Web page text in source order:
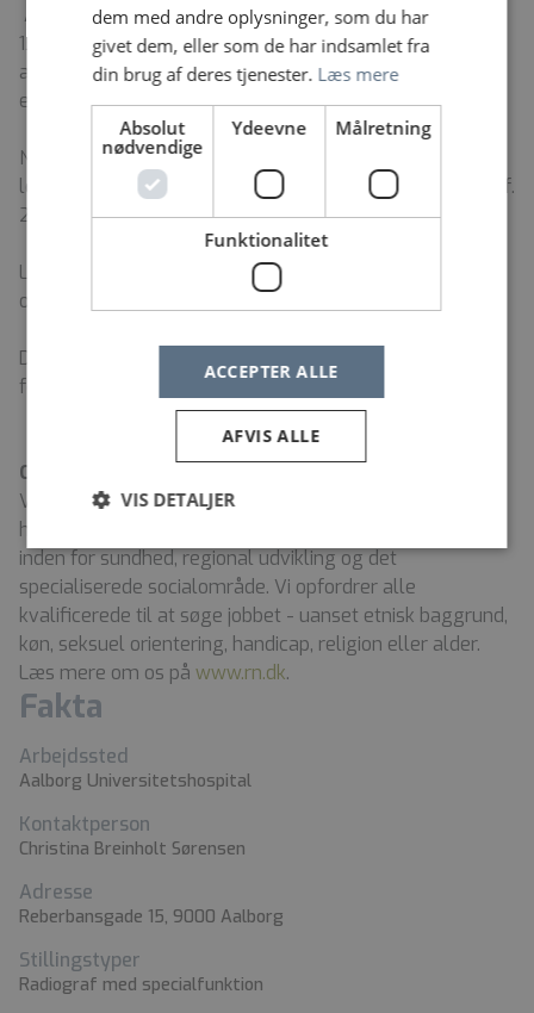
Ansøgningen skal være os i hænde senest søndag den
13. juli 2025. Vi forventer at afholde
ansættelsessamtaler onsdag den 23. juli 2025 (eller
efter aftale).
Nærmere oplysninger kan fås ved henvendelse til
ledende overradiograf Christina Breinholt Sørensen på tlf.
23748709 eller mailchbas@rn.dk
Løn- og ansættelsesvilkår efter gældende
overenskomst.
Der indhentes reference efter aftale og børneattest i
forbindelse med ansættelse.
Om Region Nordjylland
Vi er ca. 15.000 meget forskellige medarbejdere, der
hver dag leverer velfærd til omkring 590.000 nordjyder
inden for sundhed, regional udvikling og det
specialiserede socialområde. Vi opfordrer alle
kvalificerede til at søge jobbet - uanset etnisk baggrund,
køn, seksuel orientering, handicap, religion eller alder.
Læs mere om os på www.rn.dk.
Fakta
Arbejdssted
Aalborg Universitetshospital
Kontaktperson
Christina Breinholt Sørensen
Adresse
Reberbansgade 15, 9000 Aalborg
Stillingstyper
Radiograf med specialfunktion
dem med andre oplysninger, som du har
givet dem, eller som de har indsamlet fra
din brug af deres tjenester. Læs mere
Absolut
nødvendige
Ydeevne Målretning
Funktionalitet
ACCEPTER ALLE
AFVIS ALLE
VIS DETALJER